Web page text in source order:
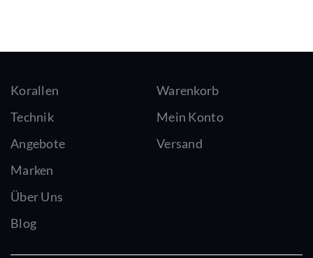
Korallen
Technik
Angebote
Marken
Über Uns
Blog
Warenkorb
Mein Konto
Versand